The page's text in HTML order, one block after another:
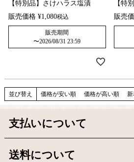
【特別品】さけハラス塩漬
販売価格 ¥1,080税込
販売期間
〜2026/08/31 23:59
【特
販売
並び替え 価格が安い順 価格が高い順
支払いについて
送料について